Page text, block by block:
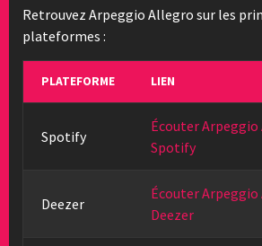
Retrouvez Arpeggio Allegro sur les
plateformes :
PLATEFORME LIEN
Spotify
Écouter
Spotify
Deezer
Écouter
Deezer